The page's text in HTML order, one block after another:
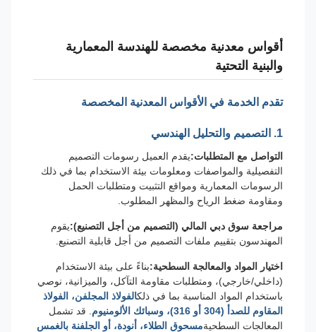
أقواس معدنية مخصصة للهندسة المعمارية
والبنية التحتية
تقدم الخدمة في الأقواس المعدنية المخصصة
1. التصميم والتحليل الهندسي
التواصل مع المتطلبات:يقدم العميل رسومات التصميم
التفصيلية والمواصفات ومعلومات بيئة الاستخدام بما في ذلك
الرسومات المعمارية ومواقع التثبيت ومتطلبات الحمل
ومقاومة ضغط الرياح والمظهر المطلوب.
مراجعة سوق دبي المالي (التصميم من أجل التصنيع):يقوم
المهندسون بتقييم ملفات التصميم من أجل قابلية التصنيع.
اختيار المواد والمعالجة السطحية:بناءً على بيئة الاستخدام
(داخلي/خارجي)، ومتطلبات مقاومة التآكل، والميزانية، نوصي
باستخدام المواد المناسبة بما في ذلكالفولاذ المجلفن، الفولاذ
المقاوم للصدأ (304 أو 316)، وسبائك الألومنيوم
. قد تشمل
المعالجات السطحيةمسحوق الطلاء، أنودة، أو الجلفنة بالغمس